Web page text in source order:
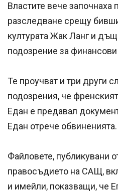
Властите вече започнаха
разследване срещу
културата Жак Ланг и
подозрение за
Те проучват и три други
подозрения, че
Едан е предавал
Едан отрече обвиненията.
Файловете, публикувани
правосъдието на САЩ,
и имейли, показващи, че